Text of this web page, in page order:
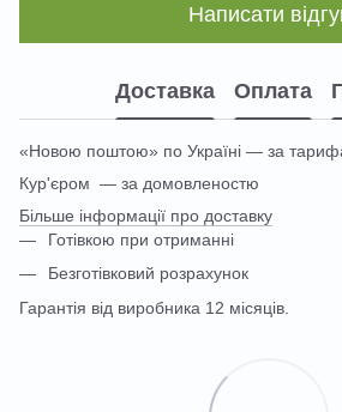
Написати
Доставка Оплата
«Новою поштою» по Україні — за
Кур'єром — за домовленостю
Більше інформації про доставку
Готівкою при отриманні
Безготівковий розрахунок
Гарантія від виробника 12 місяців.